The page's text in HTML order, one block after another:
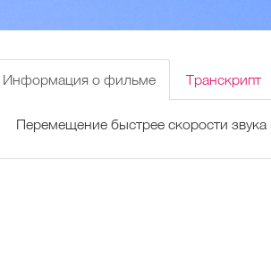
Информация о фильме Транскрипт
Перемещение быстрее скорости